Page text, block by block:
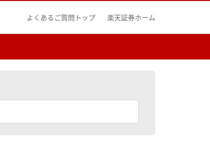
よくあるご質問トップ 楽天証券ホーム